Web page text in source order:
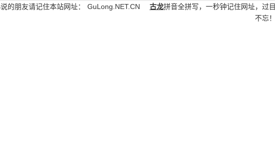
的朋友请记住本站网址： GuLong.NET.CN 古龙拼音全拼写，一秒钟记住网址，过目
不忘！